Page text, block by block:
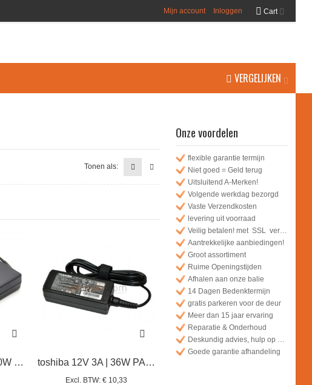
Cart
Mijn account Inloggen
VERGELIJKEN
Tonen als:
Lenovo 20V 8.5A 170W USB adapter 45N0373 toshiba 12V 3A | 36W PA5062E-1ACA | 3.0mm / 1.0mm no Pin
Excl. BTW: € 10,33
Onze voordelen
flexible garantie termijn
Niet goed = Geld terug
Uitsluitend A-Merken!
Volgende werkdag bezorgd
Vaste Verzendkosten
levering uit voorraad
Veilig betalen! met SSL verbinding
Aantrekkelijke aanbiedingen!
Groot assortiment
Ruime Openingstijden
Afhalen aan onze balie
14 Dagen Bedenktermijn
gratis parkeren voor de deur
Meer dan 15 jaar ervaring
Reparatie & Onderhoud
Deskundig advies, hulp op afstand
Goede garantie afhandeling